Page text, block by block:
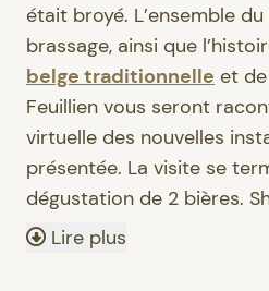
était broyé. L’ensemble
brassage, ainsi que
belge traditionnelle et
Feuillien vous seront
virtuelle des nouvelles
présentée. La visite se
dégustation de 2 bières.
Lire plus